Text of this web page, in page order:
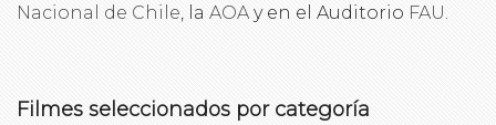
Nacional de Chile , la AOA y en el Auditorio FAU
Filmes seleccionados por categoría